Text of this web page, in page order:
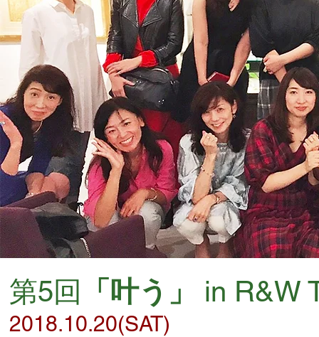
2018.10.20(SAT)
第5回 「叶う」 in R&W